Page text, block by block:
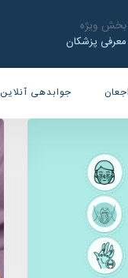
بخش ویژه
معرفی پزشکان
جوابدهی آنلاین